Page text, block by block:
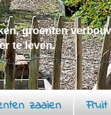
groenten
te leven.
zaaien Fruit